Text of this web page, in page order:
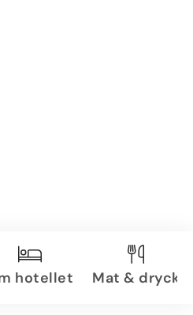
hotellet Mat & dryck